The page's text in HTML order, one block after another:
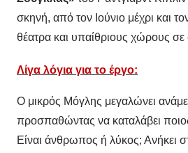
σκηνή, από τον Ιούνιο μέχρι και
θέατρα και υπαίθριους χώρους
Λίγα λόγια για το έργο:
Ο μικρός Μόγλης μεγαλώνει
προσπαθώντας να καταλάβει
Είναι άνθρωπος ή λύκος; Ανήκει